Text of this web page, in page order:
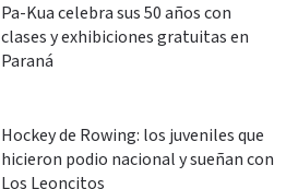
Pa-Kua celebra sus 50 años con
clases y exhibiciones gratuitas en
Paraná
Hockey de Rowing: los juveniles que
hicieron podio nacional y sueñan con
Los Leoncitos